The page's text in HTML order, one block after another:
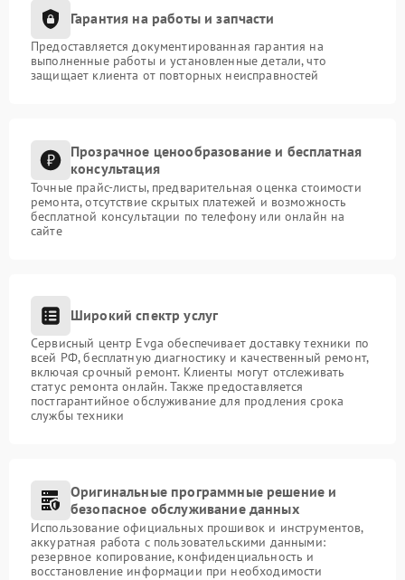
Гарантия на работы и запчасти
Предоставляется документированная гарантия на
выполненные работы и установленные детали, что
защищает клиента от повторных неисправностей
Прозрачное ценообразование и бесплатная
консультация
Точные прайс-листы, предварительная оценка стоимости
ремонта, отсутствие скрытых платежей и возможность
бесплатной консультации по телефону или онлайн на
сайте
Широкий спектр услуг
Сервисный центр Evga обеспечивает доставку техники по
всей РФ, бесплатную диагностику и качественный ремонт,
включая срочный ремонт. Клиенты могут отслеживать
статус ремонта онлайн. Также предоставляется
постгарантийное обслуживание для продления срока
службы техники
Оригинальные программные решение и
безопасное обслуживание данных
Использование официальных прошивок и инструментов,
аккуратная работа с пользовательскими данными:
резервное копирование, конфиденциальность и
восстановление информации при необходимости